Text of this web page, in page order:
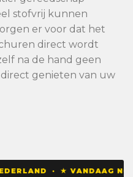
stofvrij kunnen
er voor dat het
direct wordt
na de hand geen
genieten van uw
· ★ VANDAAG